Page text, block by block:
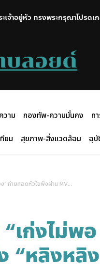
จ้าอยู่หัว ทรงพระกรุณาโปรดเ
โล่ อัยการ สคช. เป็นองค์กร
วาม กองทัพ-ความมั่นคง ก
ยม สุขภาพ-สิ่งแวดล้อม อุ
” ถ่ายทอดหัวใจพังผ่าน MV...
เก่งไม่พอ
“หลิงหลิง